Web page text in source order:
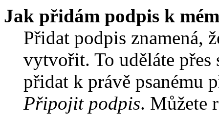
Jak přidám podpis k
Přidat podpis znamená,
vytvořit. To uděláte
přidat k právě psanému
Připojit podpis. Můžete